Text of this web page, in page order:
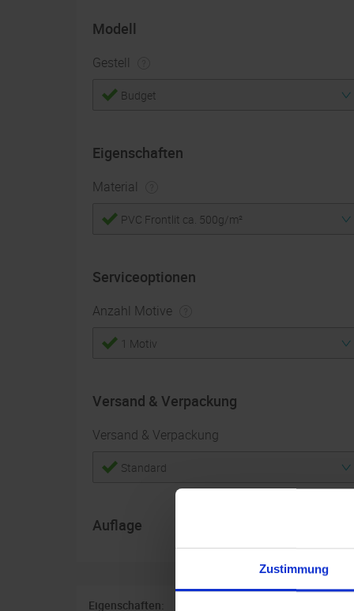
Zustimmung
Modell
Gestell
Budget
Eigenschaften
Material
PVC Frontlit ca. 500g/m²
Serviceoptionen
Anzahl Motive
1 Motiv
Versand & Verpackung
Versand & Verpackung
Standard
Auflage
Eigenschaften: